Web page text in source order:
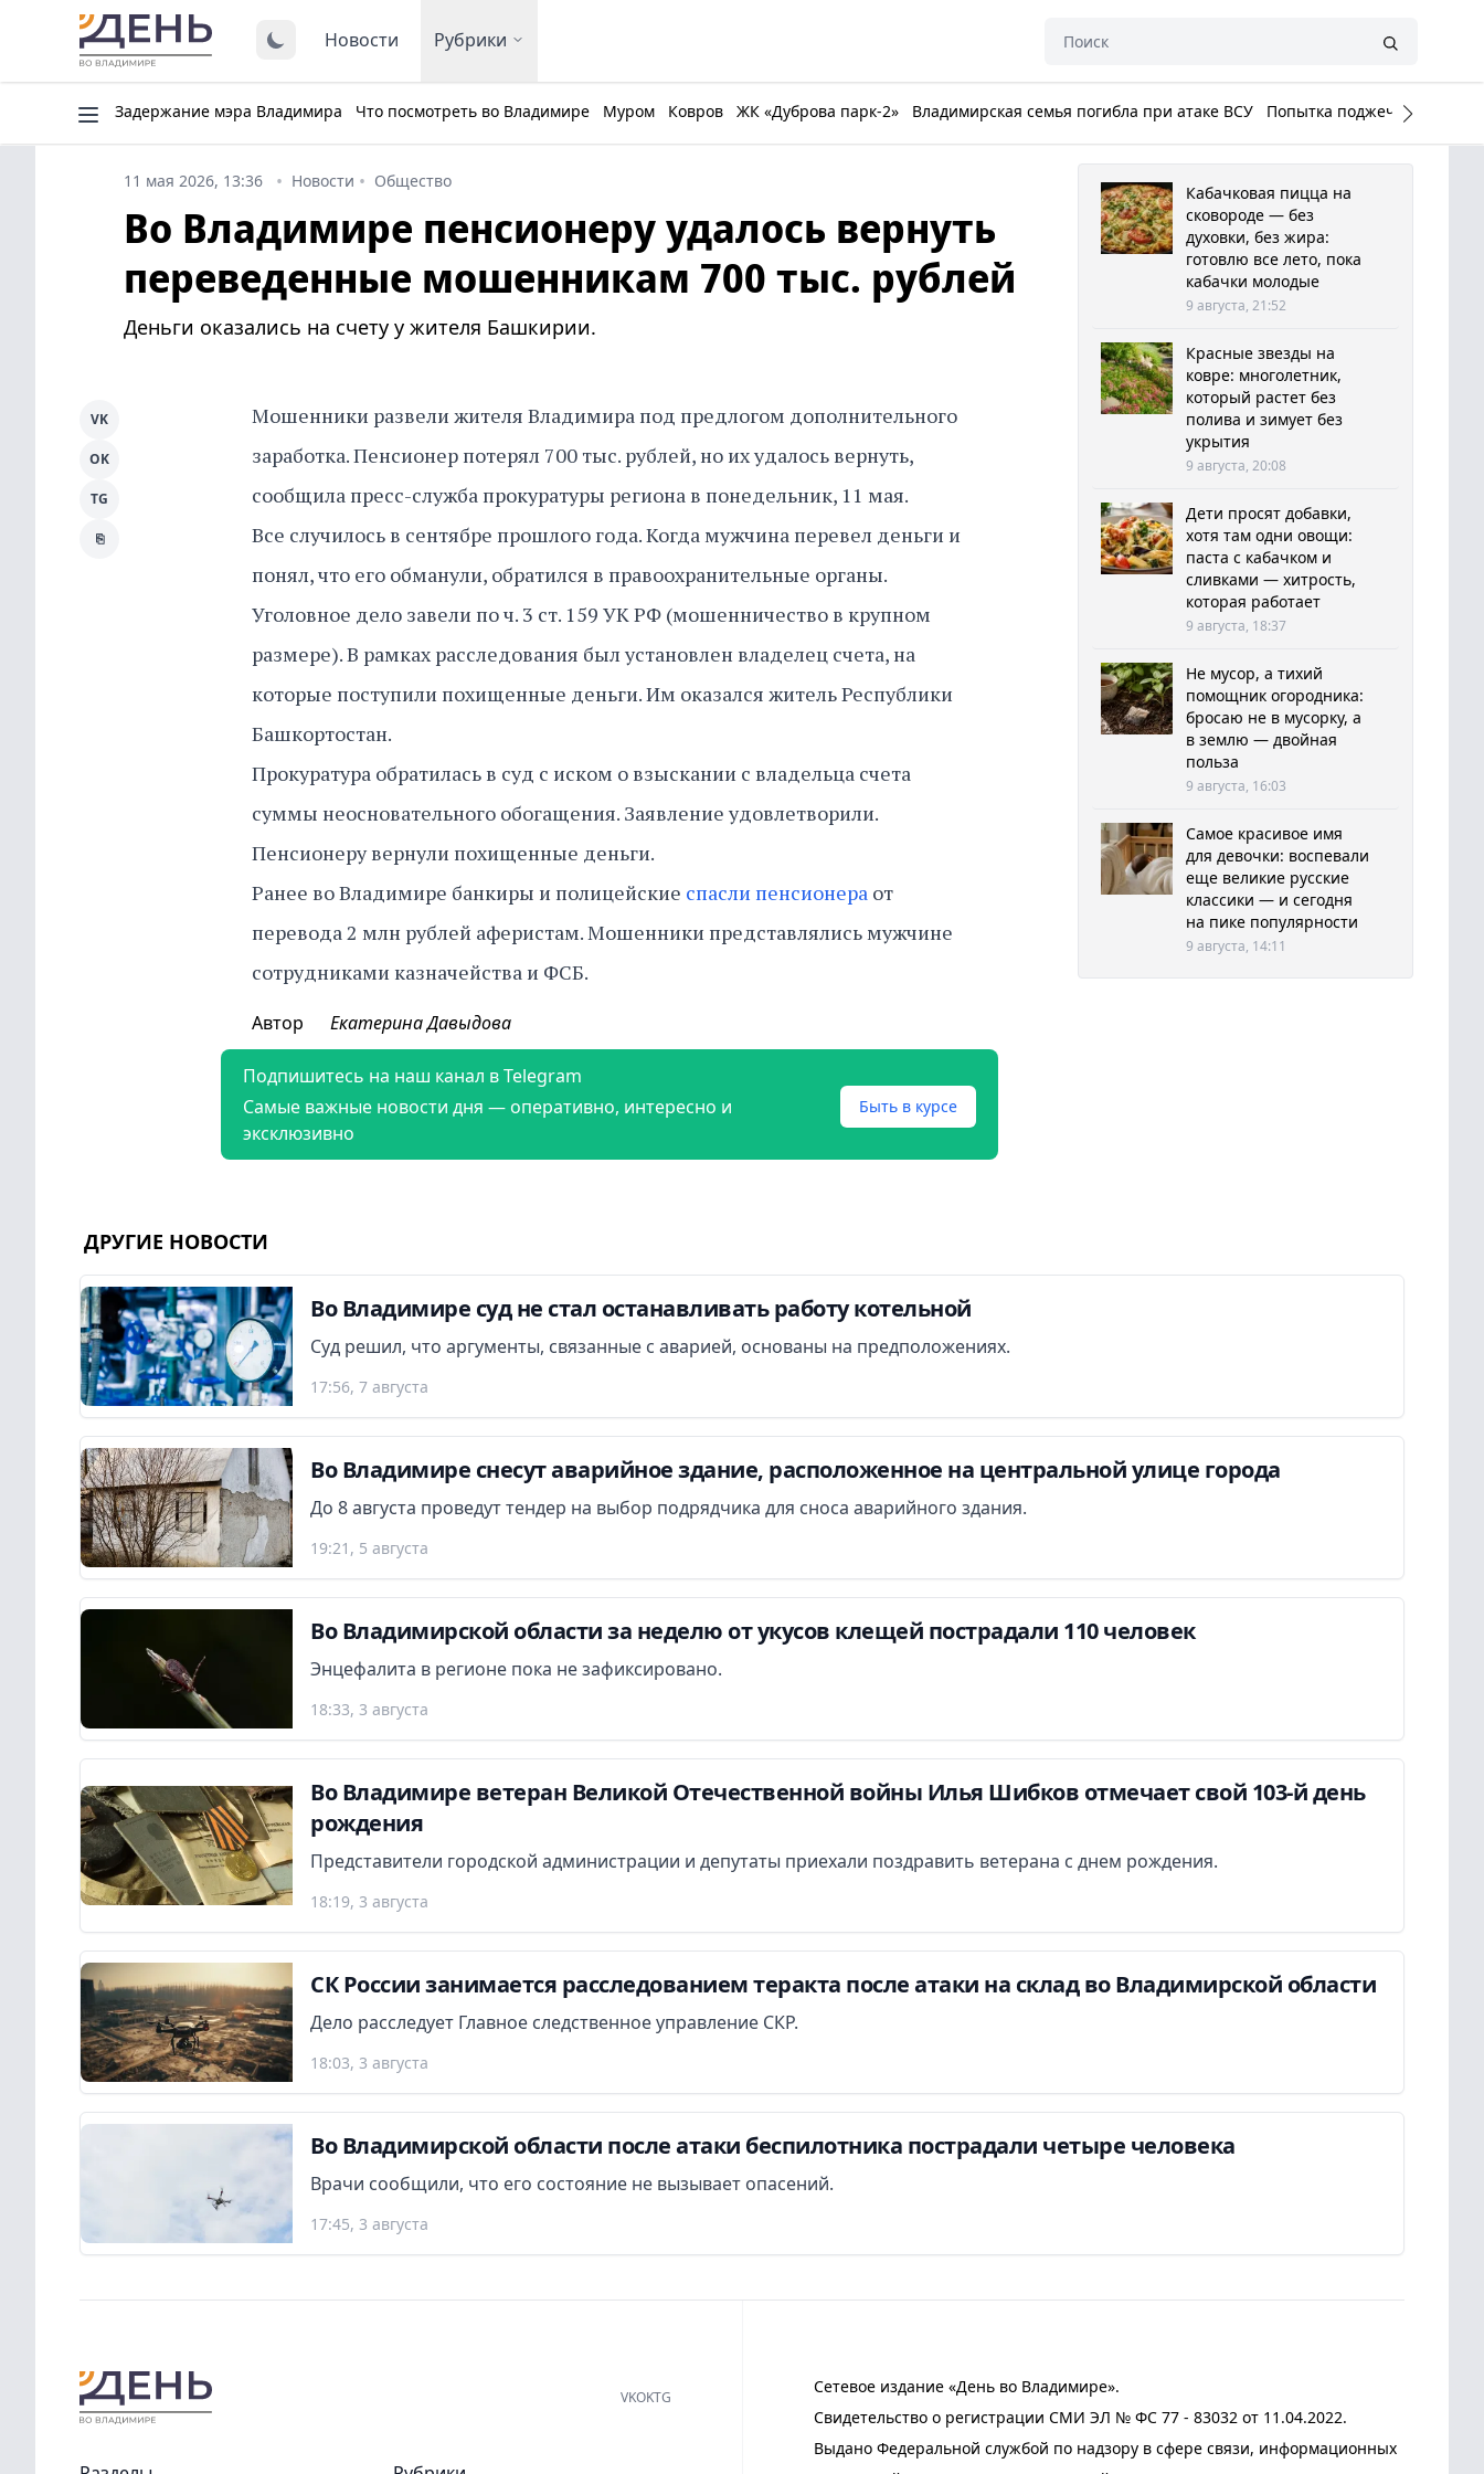
Новости Рубрики
Задержание мэра Владимира Что посмотреть во Владимире Муром Ковров ЖК «Дуброва парк-2» Владимирская семья погибла при атаке ВСУ Попытка поджечь Белый
11 мая 2026, 13:36 Новости Общество
Во Владимире пенсионеру удалось вернуть
переведенные мошенникам 700 тыс. рублей
Деньги оказались на счету у жителя Башкирии.
Мошенники развели жителя Владимира под предлогом дополнительного
заработка. Пенсионер потерял 700 тыс. рублей, но их удалось вернуть,
сообщила пресс-служба прокуратуры региона в понедельник, 11 мая.
Все случилось в сентябре прошлого года. Когда мужчина перевел деньги и
понял, что его обманули, обратился в правоохранительные органы.
Уголовное дело завели по ч. 3 ст. 159 УК РФ (мошенничество в крупном
размере). В рамках расследования был установлен владелец счета, на
которые поступили похищенные деньги. Им оказался житель Республики
Башкортостан.
Прокуратура обратилась в суд с иском о взыскании с владельца счета
суммы неосновательного обогащения. Заявление удовлетворили.
Пенсионеру вернули похищенные деньги.
Ранее во Владимире банкиры и полицейские спасли пенсионера от
перевода 2 млн рублей аферистам. Мошенники представлялись мужчине
сотрудниками казначейства и ФСБ.
VK
OK
TG
⎘
Автор Екатерина Давыдова
Подпишитесь на наш канал в Telegram
Самые важные новости дня — оперативно, интересно и
эксклюзивно
Быть в курсе
Кабачковая пицца на
сковороде — без
духовки, без жира:
готовлю все лето, пока
кабачки молодые
9 августа, 21:52
Красные звезды на
ковре: многолетник,
который растет без
полива и зимует без
укрытия
9 августа, 20:08
Дети просят добавки,
хотя там одни овощи:
паста с кабачком и
сливками — хитрость,
которая работает
9 августа, 18:37
Не мусор, а тихий
помощник огородника:
бросаю не в мусорку, а
в землю — двойная
польза
9 августа, 16:03
Самое красивое имя
для девочки: воспевали
еще великие русские
классики — и сегодня
на пике популярности
9 августа, 14:11
ДРУГИЕ НОВОСТИ
Во Владимире суд не стал останавливать работу котельной
Суд решил, что аргументы, связанные с аварией, основаны на предположениях.
17:56, 7 августа
Во Владимире снесут аварийное здание, расположенное на центральной улице города
До 8 августа проведут тендер на выбор подрядчика для сноса аварийного здания.
19:21, 5 августа
Во Владимирской области за неделю от укусов клещей пострадали 110 человек
Энцефалита в регионе пока не зафиксировано.
18:33, 3 августа
Во Владимире ветеран Великой Отечественной войны Илья Шибков отмечает свой 103-й день
рождения
Представители городской администрации и депутаты приехали поздравить ветерана с днем рождения.
18:19, 3 августа
СК России занимается расследованием теракта после атаки на склад во Владимирской области
Дело расследует Главное следственное управление СКР.
18:03, 3 августа
Во Владимирской области после атаки беспилотника пострадали четыре человека
Врачи сообщили, что его состояние не вызывает опасений.
17:45, 3 августа
Сетевое издание «День во Владимире».
Свидетельство о регистрации СМИ ЭЛ № ФС 77 - 83032 от 11.04.2022.
Выдано Федеральной службой по надзору в сфере связи, информационных
VKOKTG